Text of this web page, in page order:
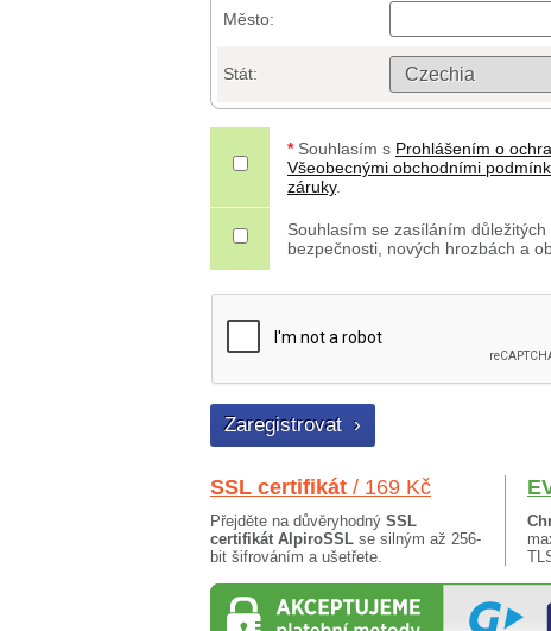
Město:
Stát:
* Souhlasím s Prohlášením o
Všeobecnými obchodními
záruky.
Souhlasím se zasíláním důležitých
bezpečnosti, nových hrozbách a
SSL certifikát / 169 Kč
Přejděte na důvěryhodný SSL
certifikát AlpiroSSL se silným až 256-
bit šifrováním a ušetřete.